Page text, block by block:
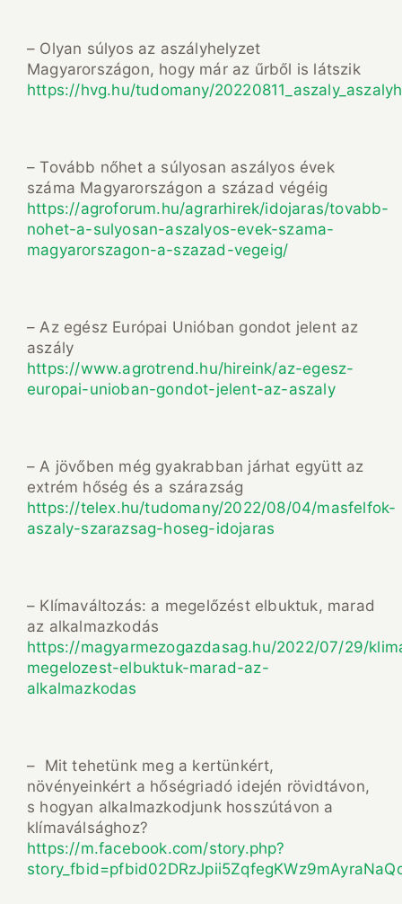
– Olyan súlyos az aszályhelyzet
Magyarországon, hogy már az űrből is látszik
https://hvg.hu/tudomany/
– Tovább nőhet a súlyosan aszályos évek
száma Magyarországon a század végéig
https://agroforum.hu/agrarhirek/idojaras/tovabb-
nohet-a-sulyosan-aszalyos-evek-szama-
magyarorszagon-a-szazad-vegeig/
– Az egész Európai Unióban gondot jelent az
aszály
https://www.agrotrend.hu/hireink/az-egesz-
europai-unioban-gondot-jelent-az-aszaly
– A jövőben még gyakrabban járhat együtt az
extrém hőség és a szárazság
https://telex.hu/tudomany/2022/08/04/masfelfok-
aszaly-szarazsag-hoseg-idojaras
– Klímaváltozás: a megelőzést elbuktuk, marad
az alkalmazkodás
https://magyarmezogazdasag.hu/2022/07/29/
megelozest-elbuktuk-marad-az-
alkalmazkodas
– Mit tehetünk meg a kertünkért,
növényeinkért a hőségriadó idején rövidtávon,
s hogyan alkalmazkodjunk hosszútávon a
klímaválsághoz?
https://m.facebook.com/story.php?